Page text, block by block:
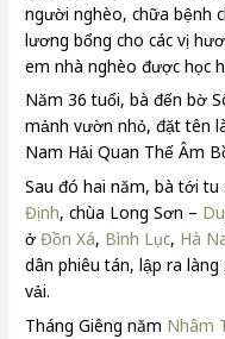
người nghèo, chữa bệnh
lương bổng cho các vị
em nhà nghèo được học
Năm 36 tuổi, bà đến bờ
mảnh vườn nhỏ, đặt tên
Nam Hải Quan Thế Âm
Sau đó hai năm, bà tới
Định, chùa Long Sơn –
ởĐồn Xá, Bình Lục, Hà
dân phiêu tán, lập ra
vải.
Tháng Giêng năm Nhâm